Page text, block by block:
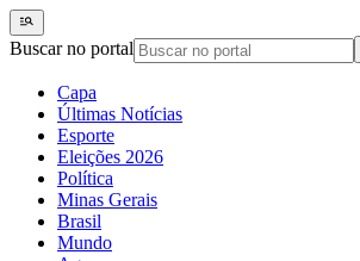
Buscar no portal
Capa
Últimas Notícias
Esporte
Eleições 2026
Política
Minas Gerais
Brasil
Mundo